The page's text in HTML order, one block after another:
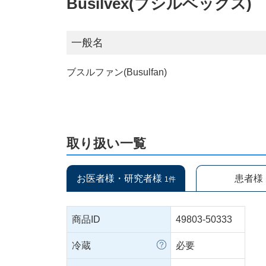
一般名
ブスルファン(Busulfan)
取り扱い一覧
お医者様・研究者様 1件 患者様
商品ID 49803-50333
冷蔵 必要